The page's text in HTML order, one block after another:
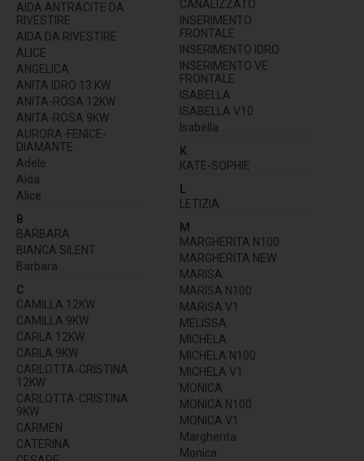
AIDA ANTRACITE DA
RIVESTIRE
AIDA DA RIVESTIRE
ALICE
ANGELICA
ANITA IDRO 13 KW
ANITA-ROSA 12KW
ANITA-ROSA 9KW
AURORA-FENICE-
DIAMANTE
Adele
Aida
Alice
B
BARBARA
BIANCA SILENT
Barbara
C
CAMILLA 12KW
CAMILLA 9KW
CARLA 12KW
CARLA 9KW
CARLOTTA-CRISTINA
12KW
CARLOTTA-CRISTINA
9KW
CARMEN
CATERINA
CANALIZZATO
INSERIMENTO
FRONTALE
INSERIMENTO IDRO
INSERIMENTO VE
FRONTALE
ISABELLA
ISABELLA V10
Isabella
K
KATE-SOPHIE
L
LETIZIA
M
MARGHERITA N100
MARGHERITA NEW
MARISA
MARISA N100
MARISA V1
MELISSA
MICHELA
MICHELA N100
MICHELA V1
MONICA
MONICA N100
MONICA V1
Margherita
Monica